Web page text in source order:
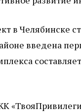
в Челябинске
введена